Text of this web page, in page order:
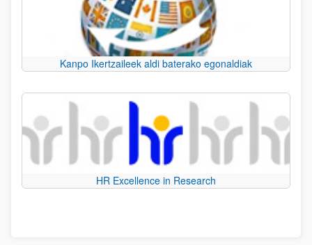
Kanpo Ikertzaileek aldi baterako egonaldiak
HR Excellence in Research